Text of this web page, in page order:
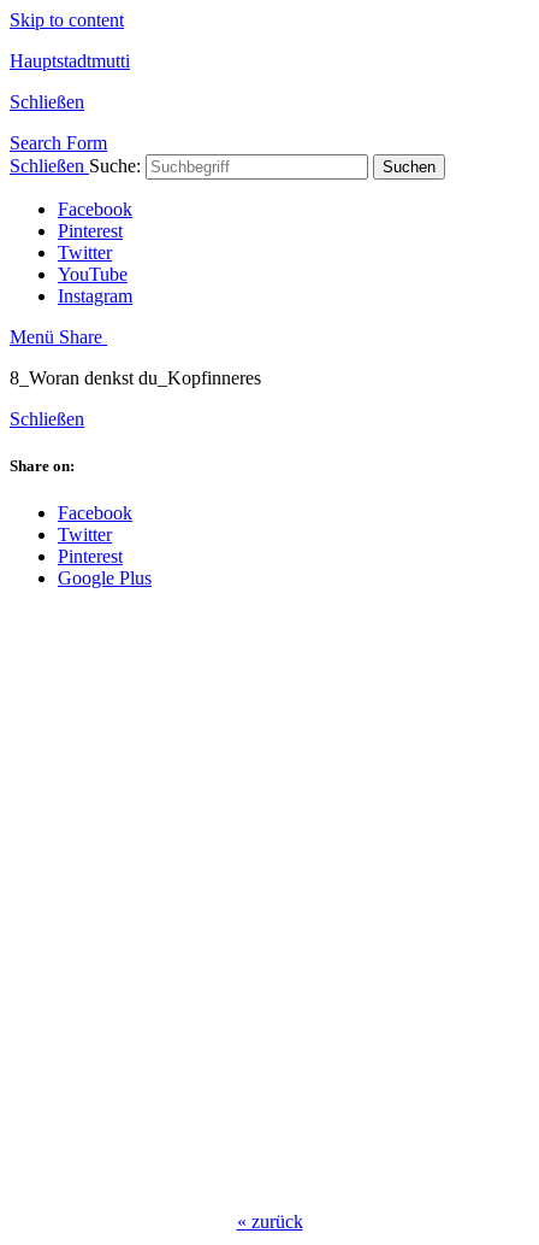
Skip to content
Hauptstadtmutti
Schließen
Search Form
Schließen Suche: Suchen
Facebook
Pinterest
Twitter
YouTube
Instagram
Menü Share
8_Woran denkst du_Kopfinneres
Schließen
Share on:
Facebook
Twitter
Pinterest
Google Plus
« zurück